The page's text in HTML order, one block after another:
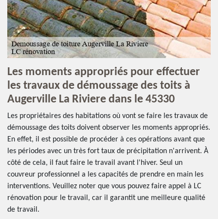
Les moments appropriés pour effectuer
les travaux de démoussage des toits à
Augerville La Riviere dans le 45330
Les propriétaires des habitations où vont se faire les travaux de
démoussage des toits doivent observer les moments appropriés.
En effet, il est possible de procéder à ces opérations avant que
les périodes avec un très fort taux de précipitation n'arrivent. À
côté de cela, il faut faire le travail avant l'hiver. Seul un
couvreur professionnel a les capacités de prendre en main les
interventions. Veuillez noter que vous pouvez faire appel à LC
rénovation pour le travail, car il garantit une meilleure qualité
de travail.